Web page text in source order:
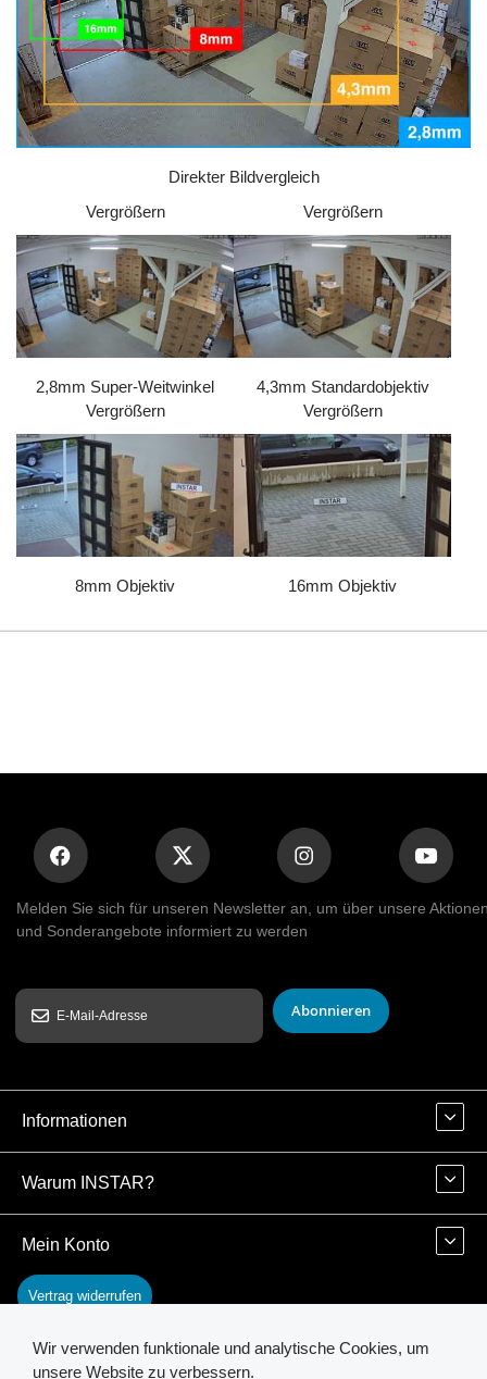
Direkter Bildvergleich
Vergrößern
2,8mm Super-Weitwinkel
Vergrößern
4,3mm Standardobjektiv
Vergrößern
8mm Objektiv
Vergrößern
16mm Objektiv
Melden Sie sich für unseren Newsletter an, um über unsere
und Sonderangebote informiert zu werden
Abonnieren
Informationen
Warum INSTAR?
Mein Konto
Vertrag widerrufen
Wir verwenden funktionale und analytische Cookies, um
unsere Website zu verbessern.